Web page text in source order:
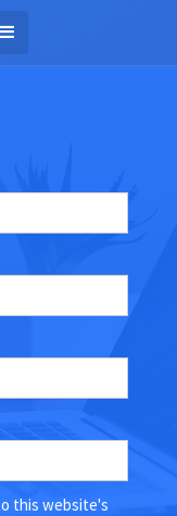
this website's